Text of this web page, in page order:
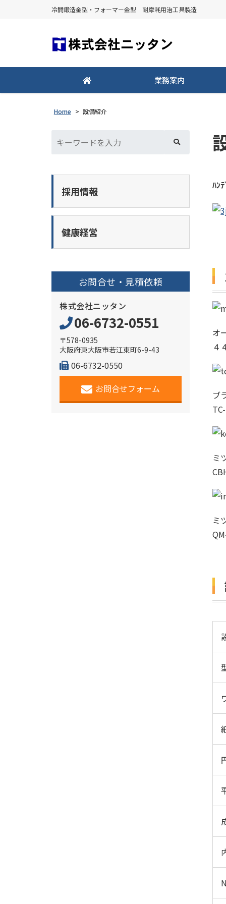
冷間鍛造金型・フォーマー金型 耐摩耗用治工具製造
業務案内
Home > 設備紹介
ﾊﾝ
オ
４
ブ
ミ
ミ
採用情報
健康経営
お問合せ・見積依頼
株式会社ニッタン
06-6732-0551
〒578-0935
大阪府東大阪市若江東町6-9-43
06-6732-0550
お問合せフォーム